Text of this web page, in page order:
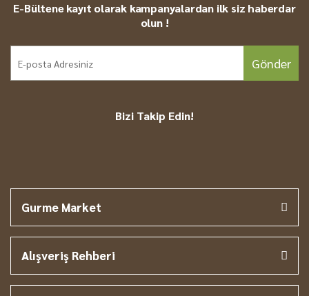
E-Bültene kayıt olarak kampanyalardan ilk siz haberdar
olun !
Gönder
Bizi Takip Edin!
Gurme Market
Alışveriş Rehberi